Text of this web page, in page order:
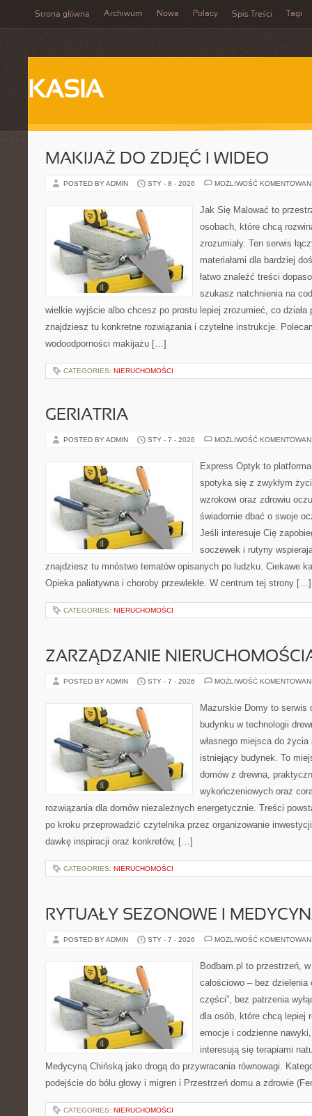
Strona główna Archiwum Nowa Polacy Spis Treści Tagi
KASIA
MAKIJAŻ DO ZDJĘĆ I WIDEO
POSTED BY ADMIN STY - 8 - 2026 MOŻLIWOŚĆ
Jak Się Malować to
osobach, które chcą
zrozumiały. Ten serwis
materiałami dla bardziej
łatwo znaleźć treści
szukasz natchnienia na
wielkie wyjście albo chcesz po prostu lepiej zrozumieć, co działa
znajdziesz tu konkretne rozwiązania i czytelne instrukcje.
wodoodporności makijażu […]
CATEGORIES: NIERUCHOMOŚCI
GERIATRIA
POSTED BY ADMIN STY - 7 - 2026 MOŻLIWOŚĆ
Express Optyk to
spotyka się z zwykłym
wzrokowi oraz zdrowiu
świadomie dbać o swoje
Jeśli interesuje Cię
soczewek i rutyny
znajdziesz tu mnóstwo tematów opisanych po ludzku. Ciekawe
Opieka paliatywna i choroby przewlekłe. W centrum tej strony […]
CATEGORIES: NIERUCHOMOŚCI
ZARZĄDZANIE
POSTED BY ADMIN STY - 7 - 2026 MOŻLIWOŚĆ
Mazurskie Domy to serwis
budynku w technologii
własnego miejsca do
istniejący budynek. To
domów z drewna,
wykończeniowych oraz
rozwiązania dla domów niezależnych energetycznie. Treści
po kroku przeprowadzić czytelnika przez organizowanie
dawkę inspiracji oraz konkretów, […]
CATEGORIES: NIERUCHOMOŚCI
RYTUAŁY SEZONOWE I
POSTED BY ADMIN STY - 7 - 2026 MOŻLIWOŚĆ
Bodbam.pl to przestrzeń,
całościowo – bez dzielenia
części”, bez patrzenia
dla osób, które chcą lepiej
emocje i codzienne
interesują się terapiami
Medycyną Chińską jako drogą do przywracania równowagi.
podejście do bólu głowy i migren i Przestrzeń domu a zdrowie
CATEGORIES: NIERUCHOMOŚCI